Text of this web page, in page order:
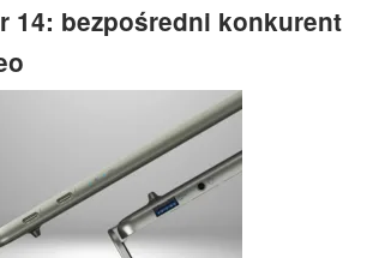
14: bezpośredni konkurent